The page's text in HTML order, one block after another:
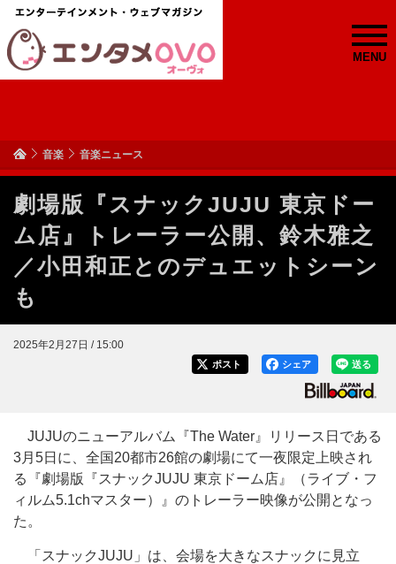
MENU
音楽 音楽ニュース
劇場版『スナックJUJU 東京ドー
ム店』トレーラー公開、鈴木雅之
／小田和正とのデュエットシーン
も
2025年2月27日 / 15:00
送る
シェア
ポスト
JUJUのニューアルバム『The Water』リリース日である
3月5日に、全国20都市26館の劇場にて一夜限定上映され
る『劇場版『スナックJUJU 東京ドーム店』（ライブ・フ
ィルム5.1chマスター）』のトレーラー映像が公開となっ
た。
「スナックJUJU」は、会場を大きなスナックに見立